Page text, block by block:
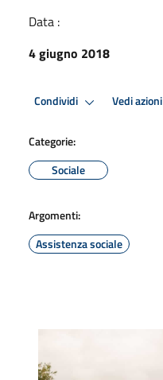
Data :
4 giugno 2018
Condividi Vedi azioni
Categorie:
Sociale
Argomenti:
Assistenza sociale